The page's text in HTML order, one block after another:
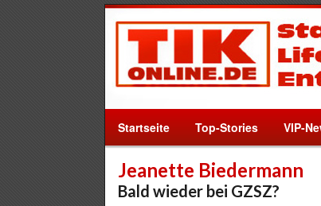
Startseite Top-Stories VIP-
Jeanette Biedermann
Bald wieder bei GZSZ?